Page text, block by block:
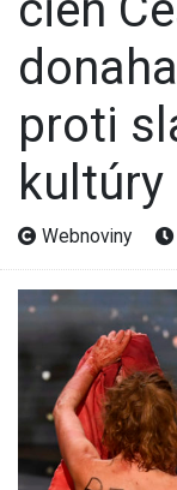
proti
kultúry
Webnoviny